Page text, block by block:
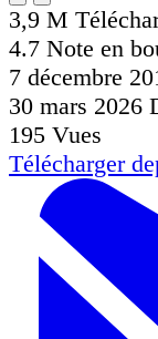
3,9 M
4.7 Note en
7 décembre
30 mars 2026
195 Vues
Télécharger